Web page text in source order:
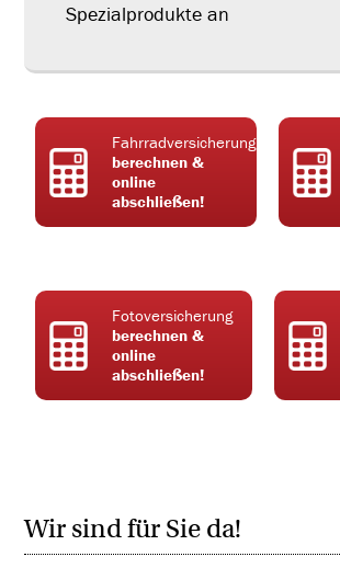
Spezialprodukte an
Fahrradversicherung
berechnen &
online
abschließen!
Fotoversicherung
berechnen &
online
abschließen!
Wir sind für Sie da!